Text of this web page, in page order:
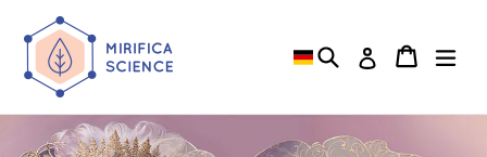
zum
SuchenEinloggen